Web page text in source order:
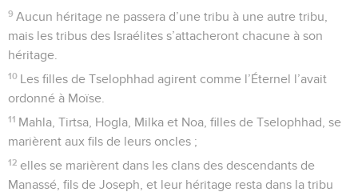
9 Aucun héritage ne passera d’une tribu à une autre tribu,
mais les tribus des Israélites s’attacheront chacune à son
héritage.
10 Les filles de Tselophhad agirent comme l’Éternel l’avait
ordonné à Moïse.
11 Mahla, Tirtsa, Hogla, Milka et Noa, filles de Tselophhad, se
marièrent aux fils de leurs oncles ;
12 elles se marièrent dans les clans des descendants de
Manassé, fils de Joseph, et leur héritage resta dans la tribu